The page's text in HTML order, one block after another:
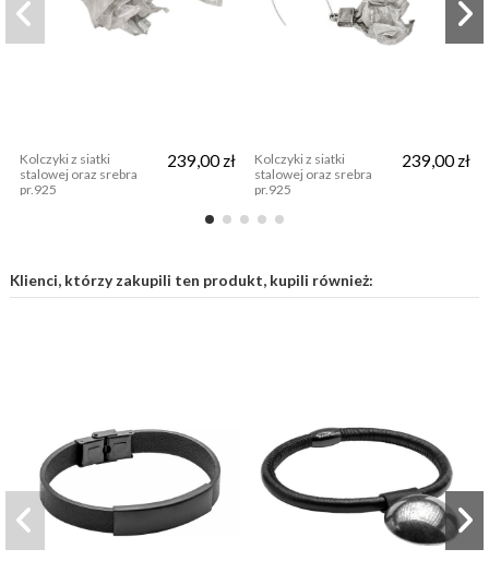
Kolczyki z siatki
stalowej oraz srebra
pr.925
239,00 zł
Kolczyki z siatki
stalowej oraz srebra
pr.925
239,00 zł
Klienci, którzy zakupili ten produkt, kupili również: